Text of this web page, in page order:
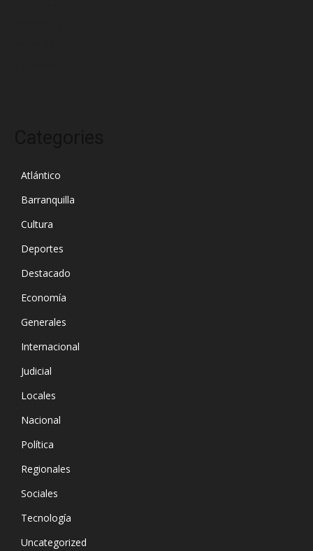
Atlántico
Barranquilla
Cultura
Deportes
Destacado
Economía
Generales
Internacional
Judicial
Locales
Nacional
Política
Regionales
Sociales
Tecnología
Uncategorized